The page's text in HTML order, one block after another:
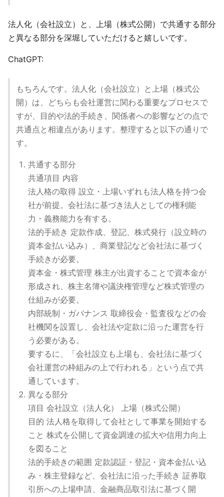
法人化（会社設立）と、上場（株式公開）で共通する部分
と異なる部分を深堀していただけると嬉しいです。
ChatGPT:
もちろんです。法人化（会社設立）と上場（株式公
開）は、どちらも会社運営に関わる重要なプロセスで
すが、目的や法的手続き、関係者への影響などの点で
共通点と相違点があります。整理すると以下の通りで
す。
共通する部分
共通項目 内容
法人格の取得 設立・上場いずれも法人格を持つ会
社が前提。会社法に基づき法人としての権利能
力・義務能力を有する。
法的手続き 定款作成、登記、株式発行（設立時の
資本金払い込み）、商業登記など会社法に基づく
手続きが必要。
資本金・株式管理 株主が出資することで資本金が
形成され、株主名簿や議決権管理など株式管理の
仕組みが必要。
内部統制・ガバナンス 取締役会・監査役などの会
社機関を設置し、会社法や定款に沿った運営を行
う必要がある。
要するに、「会社設立も上場も、会社法に基づく
会社運営の枠組みの上で行われる」という点で共
通しています。
異なる部分
項目 会社設立（法人化） 上場（株式公開）
目的 法人格を取得して会社として事業を開始する
こと 株式を公開して資金調達の拡大や信用力向上
を図ること
法的手続きの範囲 定款認証・登記・資本金払い込
み・株主登録など、会社法に沿った手続き 証券取
引所への上場申請、金融商品取引法に基づく開